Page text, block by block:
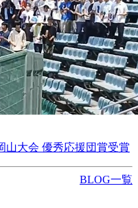
山大会 優秀応援団賞受賞
BLOG一覧